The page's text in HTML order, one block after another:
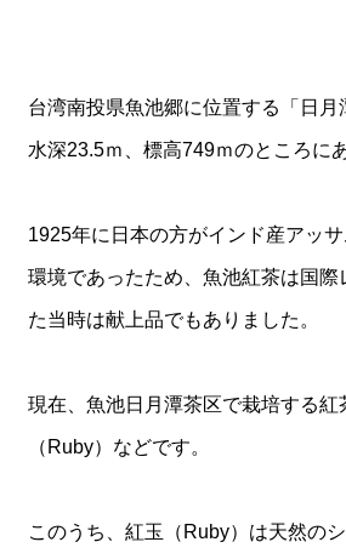
台湾南投県魚池郷に位置する「日月
水深23.5ｍ、標高749ｍのところに
1925年に日本の方がインド産アッ
環境であったため、魚池紅茶は国
た当時は献上品でもありました。
現在、魚池日月潭茶区で栽培する
（Ruby）などです。
このうち、紅玉（Ruby）は天然の